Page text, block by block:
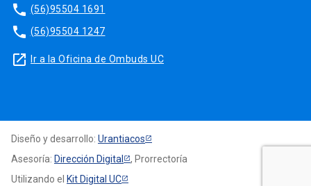
phone (56)95504 1691
phone (56)95504 1247
launch Ir a la Oficina de Ombuds UC
Diseño y desarrollo: Urantiacos
Asesoría: Dirección Digital
, Prorrectoría
Utilizando el Kit Digital UC